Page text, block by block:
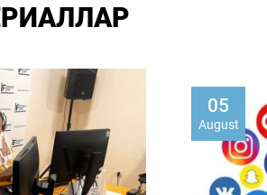
05
August